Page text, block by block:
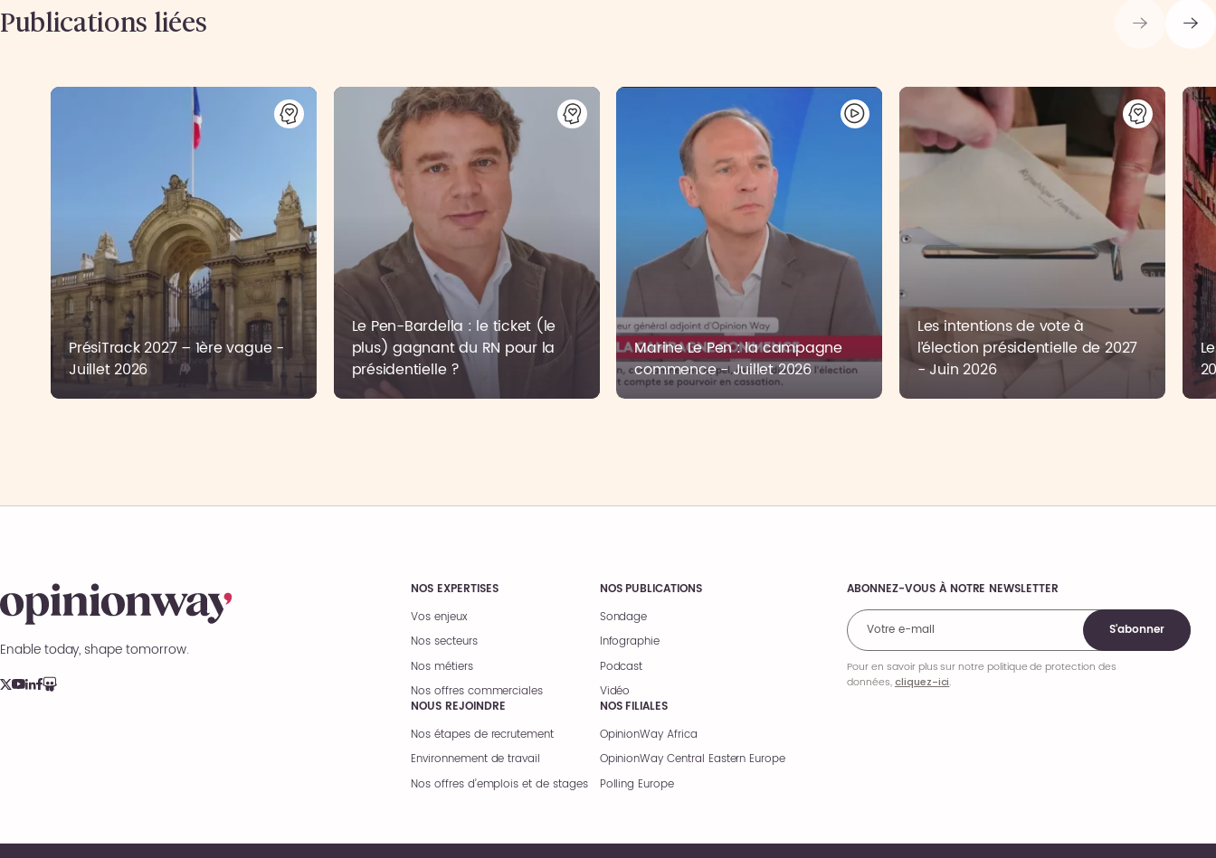
Publications liées
PrésiTrack 2027 – 1ère vague -
Juillet 2026
Le Pen-Bardella : le ticket (le
plus) gagnant du RN pour la
présidentielle ?
Marine Le Pen : la campagne
commence - Juillet 2026
Les intentions de vote à
l’élection présidentielle de 2027
- Juin 2026
Enable today, shape tomorrow.
NOS EXPERTISES
Vos enjeux
Nos secteurs
Nos métiers
Nos offres commerciales
NOS PUBLICATIONS
Sondage
Infographie
Podcast
Vidéo
NOUS REJOINDRE
Nos étapes de recrutement
Environnement de travail
Nos offres d’emplois et de stages
NOS FILIALES
OpinionWay Africa
OpinionWay Central Eastern Europe
Polling Europe
Comments
ABONNEZ-VOUS À NOTRE NEWSLETTER
S'abonner
Pour en savoir plus sur notre politique de protection des
données,cliquez-ici.